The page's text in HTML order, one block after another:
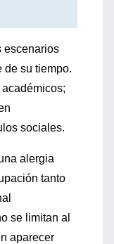
escenarios
de su tiempo.
sociales.
alergia
tanto
se limitan al
aparecer